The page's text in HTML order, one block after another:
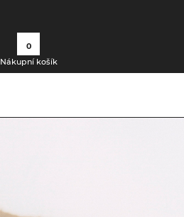
0
Nákupní košík